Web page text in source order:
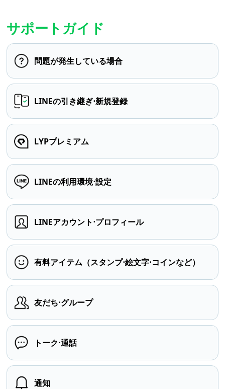
サポートガイド
問題が発生している場合
LINEの引き継ぎ⋅新規登録
LYPプレミアム
LINEの利用環境⋅設定
LINEアカウント⋅プロフィール
有料アイテム（スタンプ⋅絵文字⋅コインなど）
友だち⋅グループ
トーク⋅通話
通知